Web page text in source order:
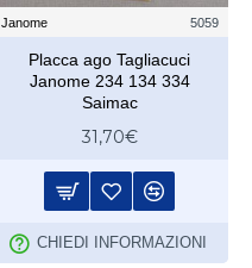
Janome 5059
Placca ago Tagliacuci
Janome 234 134 334
Saimac
31,70€
CHIEDI INFORMAZIONI